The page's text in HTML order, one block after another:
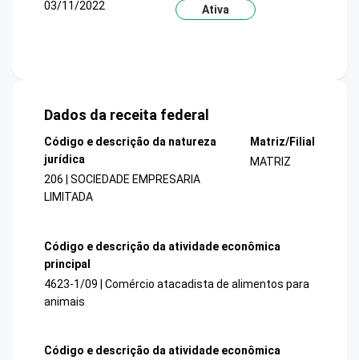
03/11/2022
Ativa
Dados da receita federal
Código e descrição da natureza
jurídica
206 | SOCIEDADE EMPRESARIA
LIMITADA
Matriz/Filial
MATRIZ
Código e descrição da atividade econômica
principal
4623-1/09 | Comércio atacadista de alimentos para
animais
Código e descrição da atividade econômica